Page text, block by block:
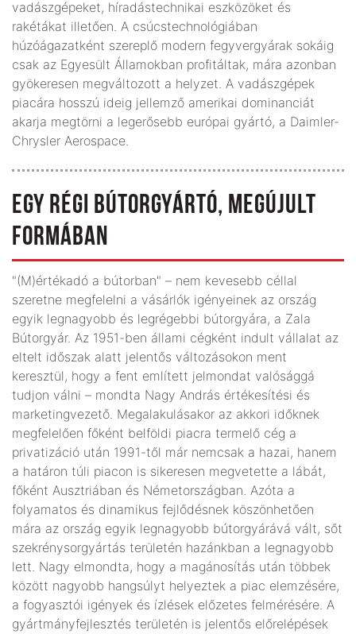
vadászgépeket, híradástechnikai eszközöket és
rakétákat illetően. A csúcstechnológiában
húzóágazatként szereplő modern fegyvergyárak sokáig
csak az Egyesült Államokban profitáltak, mára azonban
gyökeresen megváltozott a helyzet. A vadászgépek
piacára hosszú ideig jellemző amerikai dominanciát
akarja megtörni a legerősebb európai gyártó, a Daimler-
Chrysler Aerospace.
EGY RÉGI BÚTORGYÁRTÓ, MEGÚJULT
FORMÁBAN
"(M)értékadó a bútorban" – nem kevesebb céllal
szeretne megfelelni a vásárlók igényeinek az ország
egyik legnagyobb és legrégebbi bútorgyára, a Zala
Bútorgyár. Az 1951-ben állami cégként indult vállalat az
eltelt időszak alatt jelentős változásokon ment
keresztül, hogy a fent említett jelmondat valósággá
tudjon válni – mondta Nagy András értékesítési és
marketingvezető. Megalakulásakor az akkori időknek
megfelelően főként belföldi piacra termelő cég a
privatizáció után 1991-től már nemcsak a hazai, hanem
a határon túli piacon is sikeresen megvetette a lábát,
főként Ausztriában és Németországban. Azóta a
folyamatos és dinamikus fejlődésnek köszönhetően
mára az ország egyik legnagyobb bútorgyárává vált, sőt
szekrénysorgyártás területén hazánkban a legnagyobb
lett. Nagy elmondta, hogy a magánosítás után többek
között nagyobb hangsúlyt helyeztek a piac elemzésére,
a fogyasztói igények és ízlések előzetes felmérésére. A
gyártmányfejlesztés területén is jelentős előrelépések